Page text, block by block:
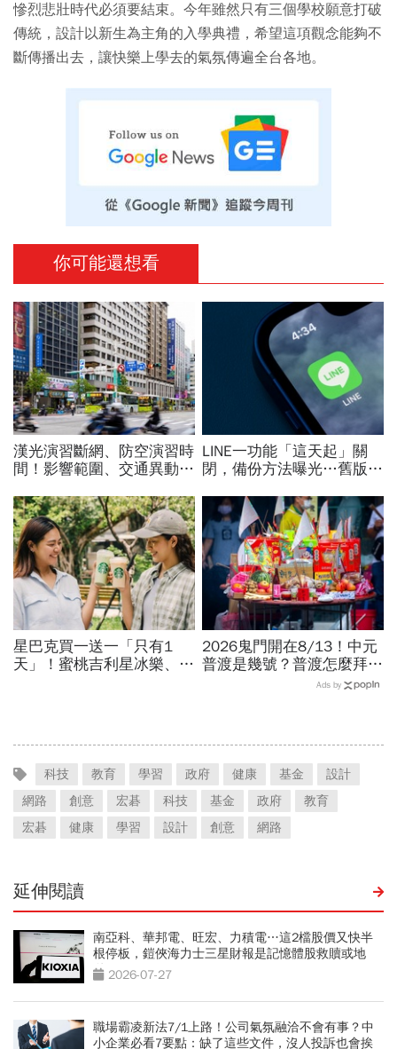
慘烈悲壯時代必須要結束。今年雖然只有三個學校願意打破
傳統，設計以新生為主角的入學典禮，希望這項觀念能夠不
斷傳播出去，讓快樂上學去的氣氛傳遍全台各地。
你可能還想看
漢光演習斷網、防空演習時
間！影響範圍、交通異動…
鎮韌性演習不配合最高罰
15萬
LINE一功能「這天起」關
閉，備份方法曝光…舊版本
卓手機不支援？Apple
Watch有影響？
星巴克買一送一「只有1
天」！蜜桃吉利星冰樂、冰
2026鬼門開在8/13！中元
普渡是幾號？普渡怎麼拜？
供品清單、祭拜流程…鬼月
Ads by
科技 教育 學習 政府 健康 基金
設計
網路
創意 宏碁 科技 基金 政府
教育
宏碁
健康 學習 設計 創意 網路
延伸閱讀
南亞科、華邦電、旺宏、力積電…這2檔股價又快半
根停板，鎧俠海力士三星財報是記憶體股救贖或地
獄？2026-07-27
職場霸凌新法7/1上路！公司氣氛融洽不會有事？中
小企業必看7要點：缺了這些文件，沒人投訴也會挨